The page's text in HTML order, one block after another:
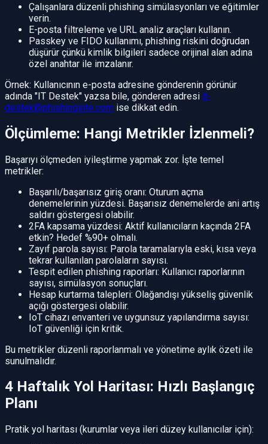
Çalışanlara düzenli phishing simülasyonları ve eğitimler
verin.
E-posta filtreleme ve URL analiz araçları kullanın.
Passkey ve FIDO kullanımı, phishing riskini doğrudan
düşürür çünkü kimlik bilgileri sadece orijinal alan adına
özel anahtar ile imzalanır.
Örnek: Kullanıcının e-posta adresine gönderenin görünür
adında "IT Destek" yazsa bile, gönderen adresi it-
destek@phishingsite.com ise dikkat edin.
Ölçümleme: Hangi Metrikler İzlenmeli?
Başarıyı ölçmeden iyileştirme yapmak zor. İşte temel
metrikler:
Başarılı/başarısız giriş oranı: Oturum açma
denemelerinin yüzdesi. Başarısız denemelerde ani artış
saldırı göstergesi olabilir.
2FA kapsama yüzdesi: Aktif kullanıcıların kaçında 2FA
etkin? Hedef %90+ olmalı.
Zayıf parola sayısı: Parola taramalarıyla eski, kısa veya
tekrar kullanılan parolaların sayısı.
Tespit edilen phishing raporları: Kullanıcı raporlarının
sayısı, simülasyon sonuçları.
Hesap kurtarma talepleri: Olağandışı yükseliş güvenlik
açığı göstergesi olabilir.
IoT cihazı envanteri ve uygunsuz yapılandırma sayısı:
IoT güvenliği için kritik.
Bu metrikler düzenli raporlanmalı ve yönetime aylık özeti ile
sunulmalıdır.
4 Haftalık Yol Haritası: Hızlı Başlangıç
Planı
Pratik yol haritası (kurumlar veya ileri düzey kullanıcılar için):